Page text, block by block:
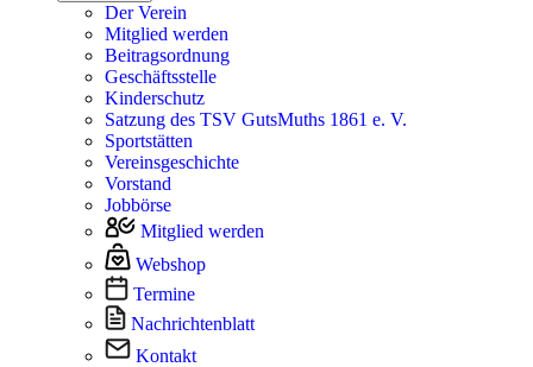
Der Verein
Mitglied werden
Beitragsordnung
Geschäftsstelle
Kinderschutz
Satzung des TSV GutsMuths 1861 e. V.
Sportstätten
Vereinsgeschichte
Vorstand
Jobbörse
Mitglied werden
Webshop
Termine
Nachrichtenblatt
Kontakt